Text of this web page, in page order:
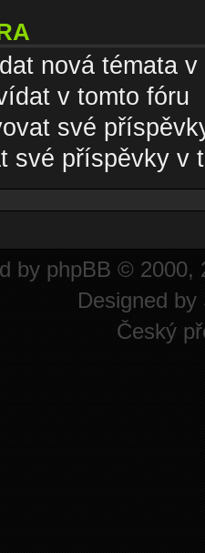
nová témata
v tomto fóru
své
své příspěvky v
by phpBB © 2000,
Designed by
Český